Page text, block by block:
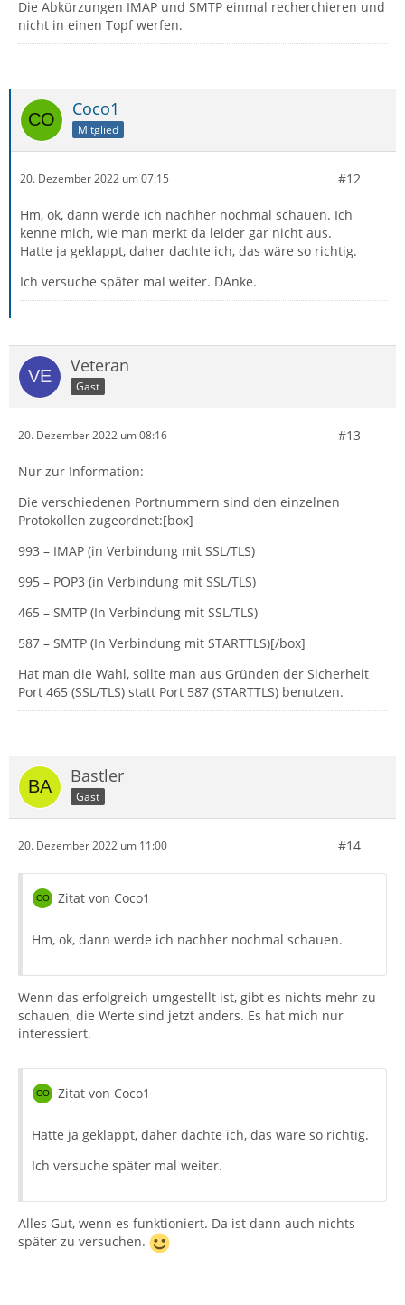
Die Abkürzungen IMAP und SMTP einmal recherchieren und
nicht in einen Topf werfen.
Coco1
Mitglied
20. Dezember 2022 um 07:15 #12
Hm, ok, dann werde ich nachher nochmal schauen. Ich
kenne mich, wie man merkt da leider gar nicht aus.
Hatte ja geklappt, daher dachte ich, das wäre so richtig.
Ich versuche später mal weiter. DAnke.
Veteran
Gast
20. Dezember 2022 um 08:16 #13
Nur zur Information:
Die verschiedenen Portnummern sind den einzelnen
Protokollen zugeordnet:[box]
993 – IMAP (in Verbindung mit SSL/TLS)
995 – POP3 (in Verbindung mit SSL/TLS)
465 – SMTP (In Verbindung mit SSL/TLS)
587 – SMTP (In Verbindung mit STARTTLS)[/box]
Hat man die Wahl, sollte man aus Gründen der Sicherheit
Port 465 (SSL/TLS) statt Port 587 (STARTTLS) benutzen.
Bastler
Gast
20. Dezember 2022 um 11:00 #14
Zitat von Coco1
Hm, ok, dann werde ich nachher nochmal schauen.
Wenn das erfolgreich umgestellt ist, gibt es nichts mehr zu
schauen, die Werte sind jetzt anders. Es hat mich nur
interessiert.
Zitat von Coco1
Hatte ja geklappt, daher dachte ich, das wäre so richtig.
Ich versuche später mal weiter.
Alles Gut, wenn es funktioniert. Da ist dann auch nichts
später zu versuchen.